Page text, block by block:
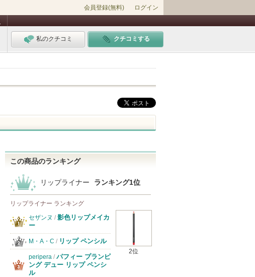
会員登録(無料) ログイン
私のクチコミ クチコミする
この商品のランキング
リップライナー ランキング1位
リップライナー ランキング
2位
セザンヌ / 影色リップメイカ
ー
M・A・C / リップ ペンシル
peripera / パフィー プランピ
ング デュー リップ ペンシ
ル